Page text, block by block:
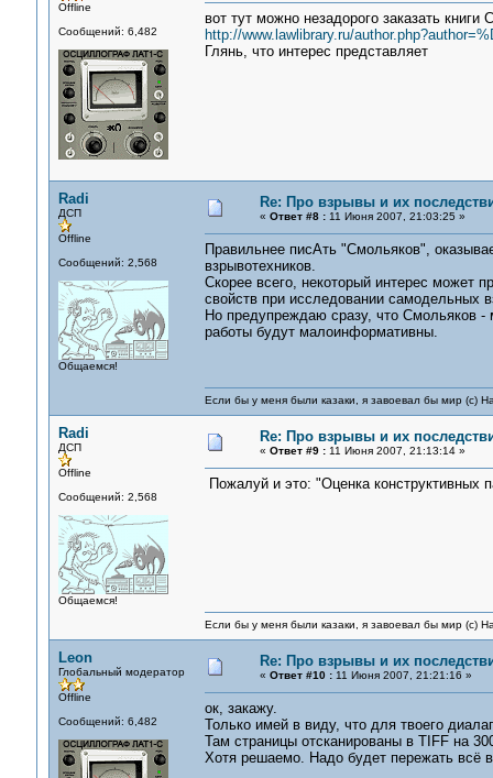
Offline
Сообщений: 6,482
вот тут можно незадорого заказать книги
http://www.lawlibrary.ru/
Глянь, что интерес представляет
Radi
ДСП
Offline
Сообщений: 2,568
Общаемся!
Re: Про взрывы и их
« Ответ #8 :11 Июня 2007, 21:03:25 »
Правильнее писАть "Смольяков",
взрывотехников.
Скорее всего, некоторый интерес может
свойств при исследовании самодельных
Но предупреждаю сразу, что Смольяков -
работы будут малоинформативны.
Если бы у меня были казаки, я завоевал бы мир (с)
Radi
ДСП
Offline
Сообщений: 2,568
Общаемся!
Re: Про взрывы и их
« Ответ #9 :11 Июня 2007, 21:13:14 »
Пожалуй и это: "Оценка конструктивных
Если бы у меня были казаки, я завоевал бы мир (с)
Leon
Глобальный модератор
Offline
Сообщений: 6,482
Re: Про взрывы и их
« Ответ #10 :11 Июня 2007, 21:21:16 »
ок, закажу.
Только имей в виду, что для твоего
Там страницы отсканированы в TIFF на
Хотя решаемо. Надо будет пережать всё